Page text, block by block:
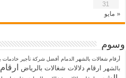
31
« مايو
وسوم
أرقام شغالات بالشهر الدمام أفضل شركة تأجير خادمات
بالشهر
ارقام دلالات شغالات بالرياض